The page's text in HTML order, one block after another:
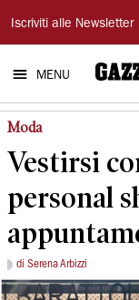
Gazzetta
di
Modena
Iscriviti alle Newsletter
MENU
Moda
Vestirsi
personal
di Serena Arbizzi